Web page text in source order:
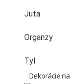
Juta
Organzy
Tyl
Dekorácie